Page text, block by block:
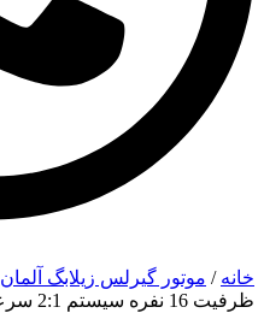
خانه / موتور گیرلس زیلابگ آلمان
ظرفیت 16 نفره سیستم 2:1 سرعت 1 متر